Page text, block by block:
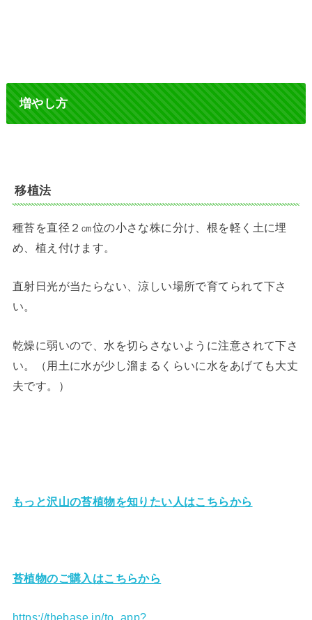
増やし方
移植法
種苔を直径２㎝位の小さな株に分け、根を軽く土に埋
め、植え付けます。
直射日光が当たらない、涼しい場所で育てられて下さ
い。
乾燥に弱いので、水を切らさないように注意されて下さ
い。（用土に水が少し溜まるくらいに水をあげても大丈
夫です。）
もっと沢山の苔植物を知りたい人はこちらから
苔植物のご購入はこちらから
https://thebase.in/to_app?